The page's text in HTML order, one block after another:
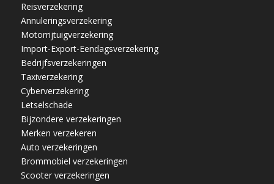
Reisverzekering
Annuleringsverzekering
Motorrijtuigverzekering
Import-Export-Eendagsverzekering
Bedrijfsverzekeringen
Taxiverzekering
Cyberverzekering
Letselschade
Bijzondere verzekeringen
Merken verzekeren
Auto verzekeringen
Brommobiel verzekeringen
Scooter verzekeringen